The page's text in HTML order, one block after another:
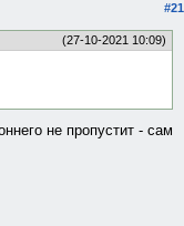
#21
(27-10-2021 10:09)
не пропустит - сам